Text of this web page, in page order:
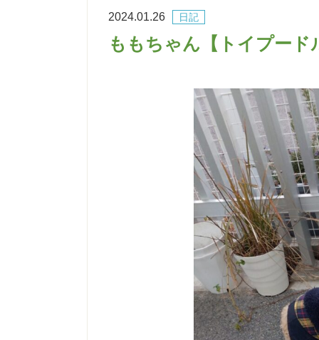
日記
2024.01.26
ももちゃん【トイプード